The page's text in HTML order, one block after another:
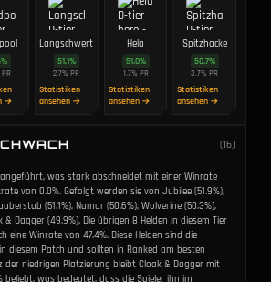
%
PR
→
Langschwert
51.1%
2.7%PR
Statistiken
ansehen →
Hela
51.0%
1.7% PR
Statistiken
ansehen →
Spitzhacke
50.7%
3.7%PR
Statistiken
ansehen →
(16)
angeführt, was stark abschneidet mit einer Winrate
von 0.0%. Gefolgt werden sie von Jubilee (51.9%),
(51.1%), Namor (50.6%), Wolverine (50.3%),
& Dagger (49.9%). Die übrigen 8 Helden in diesem Tier
eine Winrate von 47.4%. Diese Helden sind die
diesem Patch und sollten in Ranked am besten
der niedrigen Platzierung bleibt Cloak & Dagger mit
beliebt, was bedeutet, dass die Spieler ihn im